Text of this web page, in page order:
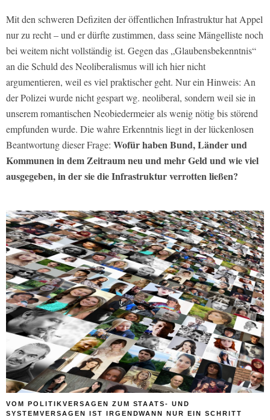
Mit den schweren Defiziten der öffentlichen Infrastruktur hat Appel
nur zu recht – und er dürfte zustimmen, dass seine Mängelliste noch
bei weitem nicht vollständig ist. Gegen das „Glaubensbekenntnis“
an die Schuld des Neoliberalismus will ich hier nicht
argumentieren, weil es viel praktischer geht. Nur ein Hinweis: An
der Polizei wurde nicht gespart wg. neoliberal, sondern weil sie in
unserem romantischen Neobiedermeier als wenig nötig bis störend
empfunden wurde. Die wahre Erkenntnis liegt in der lückenlosen
Beantwortung dieser Frage: Wofür haben Bund, Länder und
Kommunen in dem Zeitraum neu und mehr Geld und wie viel
ausgegeben, in der sie die Infrastruktur verrotten ließen?
VOM POLITIKVERSAGEN ZUM STAATS- UND
SYSTEMVERSAGEN IST IRGENDWANN NUR EIN SCHRITT